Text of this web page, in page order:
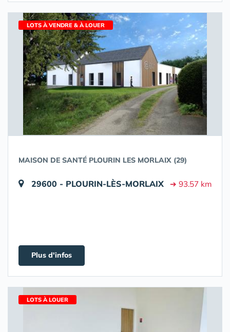
LOTS À VENDRE & À LOUER
MAISON DE SANTÉ PLOURIN LES MORLAIX (29)
29600 - PLOURIN-LÈS-MORLAIX ➔ 93.57 km
Plus d'infos
LOTS À LOUER